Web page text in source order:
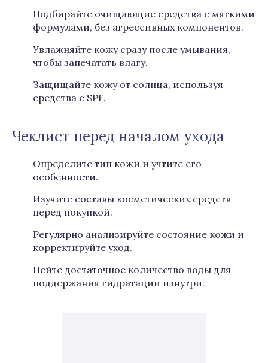
Подбирайте очищающие средства с мягкими
формулами, без агрессивных компонентов.
Увлажняйте кожу сразу после умывания,
чтобы запечатать влагу.
Защищайте кожу от солнца, используя
средства с SPF.
Чеклист перед началом ухода
Определите тип кожи и учтите его
особенности.
Изучите составы косметических средств
перед покупкой.
Регулярно анализируйте состояние кожи и
корректируйте уход.
Пейте достаточное количество воды для
поддержания гидратации изнутри.